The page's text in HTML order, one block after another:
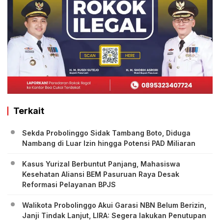
Terkait
Sekda Probolinggo Sidak Tambang Boto, Diduga
Nambang di Luar Izin hingga Potensi PAD Miliaran
Kasus Yurizal Berbuntut Panjang, Mahasiswa
Kesehatan Aliansi BEM Pasuruan Raya Desak
Reformasi Pelayanan BPJS
Walikota Probolinggo Akui Garasi NBN Belum Berizin,
Janji Tindak Lanjut, LIRA: Segera lakukan Penutupan